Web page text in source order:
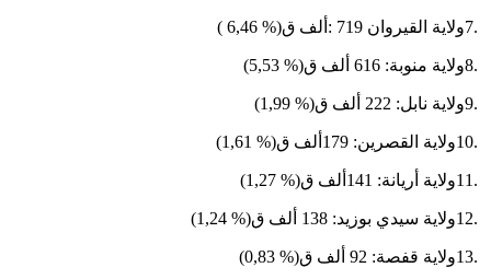
7.ولاية القيروان : 719 ألف ق( 6,46 %)
8.ولاية منوبة: 616 ألف ق (5,53 %)
9.ولاية نابل: 222 ألف ق (1,99 %)
10.ولاية القصرين: 179ألف ق (1,61 %)
11.ولاية أريانة: 141ألف ق (1,27 %)
12.ولاية سيدي بوزيد: 138 ألف ق (1,24 %)
13.ولاية قفصة: 92 ألف ق (0,83 %)